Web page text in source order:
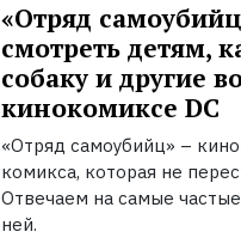
«Отряд
смотреть детям,
собаку и другие
кинокомиксе DC
«Отряд самоубийц» –
комикса, которая не
Отвечаем на самые
ней.